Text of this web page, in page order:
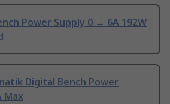
Power Supply 0 → 6A 192W
Digital Bench Power
Max